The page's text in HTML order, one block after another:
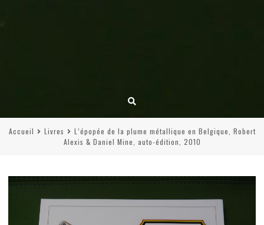
Accueil Livres
L’épopée de la plume métallique en Belgique, Robert
Alexis & Daniel Mine, auto-édition, 2010